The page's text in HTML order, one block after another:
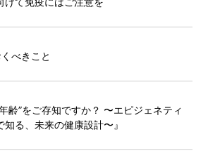
べきこと
齢”をご存知ですか？ 〜エピジェネティ
る、未来の健康設計〜』